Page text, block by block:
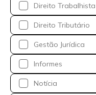
Direito Trabalhista
Direito Tributário
Gestão Jurídica
Informes
Notícia